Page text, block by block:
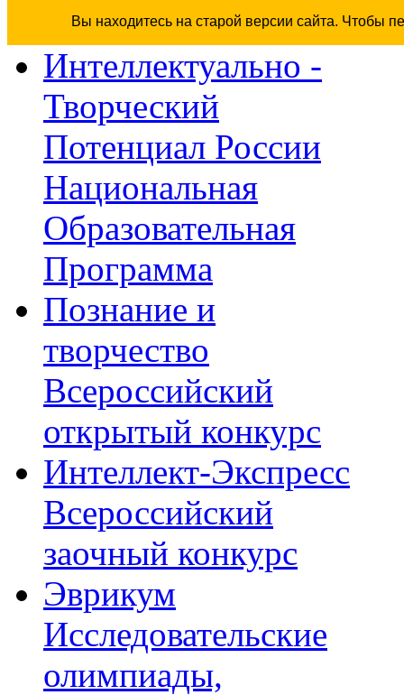
Вы находитесь на старой версии сайта. Чтобы
Интеллектуально -
Творческий
Потенциал России
Национальная
Образовательная
Программа
Познание и
творчество
Всероссийский
открытый конкурс
Интеллект-Экспресс
Всероссийский
заочный конкурс
Эврикум
Исследовательские
олимпиады,